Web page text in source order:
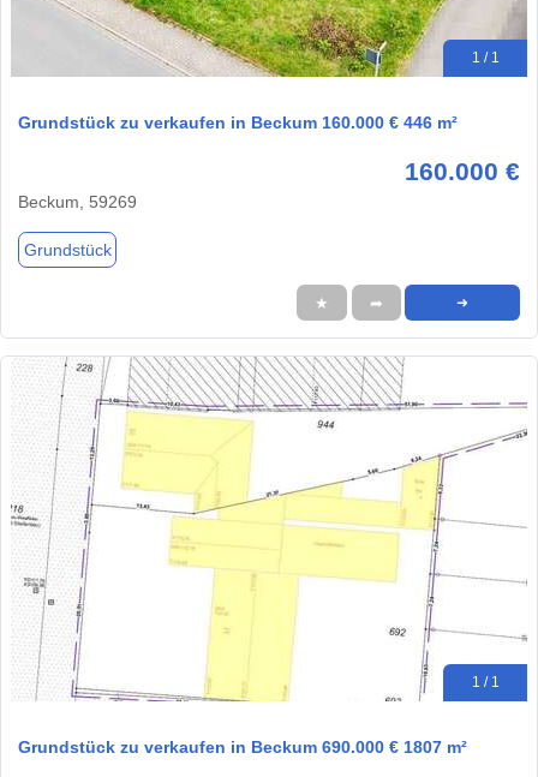
1 / 1
Grundstück zu verkaufen in Beckum 160.000 € 446 m²
160.000 €
Beckum, 59269
Grundstück
★ ➦ ➜
1 / 1
Grundstück zu verkaufen in Beckum 690.000 € 1807 m²